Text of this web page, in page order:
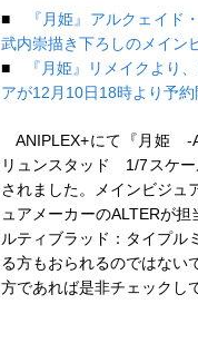
■
『月姫』アルクェイド
武内崇描き下ろしのメイン
■
『月姫』リメイクより
アが12月10日18時より予
ANIPLEX+にて『月姫
リュンスタッド 1/7スケー
されました。メインビジュ
ュアメーカーのALTERが
ルティブラッド：タイプル
る方もおられるのではない
方であれば是非チェックし